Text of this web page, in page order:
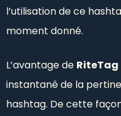
l’utilisation de ce
moment donné.
L’avantage de RiteTag
instantané de la
hashtag. De cette